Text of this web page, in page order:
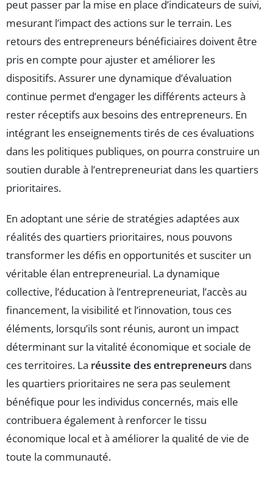
peut passer par la mise en place d’indicateurs de suivi,
mesurant l’impact des actions sur le terrain. Les
retours des entrepreneurs bénéficiaires doivent être
pris en compte pour ajuster et améliorer les
dispositifs. Assurer une dynamique d’évaluation
continue permet d’engager les différents acteurs à
rester réceptifs aux besoins des entrepreneurs. En
intégrant les enseignements tirés de ces évaluations
dans les politiques publiques, on pourra construire un
soutien durable à l’entrepreneuriat dans les quartiers
prioritaires.
En adoptant une série de stratégies adaptées aux
réalités des quartiers prioritaires, nous pouvons
transformer les défis en opportunités et susciter un
véritable élan entrepreneurial. La dynamique
collective, l’éducation à l’entrepreneuriat, l’accès au
financement, la visibilité et l’innovation, tous ces
éléments, lorsqu’ils sont réunis, auront un impact
déterminant sur la vitalité économique et sociale de
ces territoires. La réussite des entrepreneurs dans
les quartiers prioritaires ne sera pas seulement
bénéfique pour les individus concernés, mais elle
contribuera également à renforcer le tissu
économique local et à améliorer la qualité de vie de
toute la communauté.